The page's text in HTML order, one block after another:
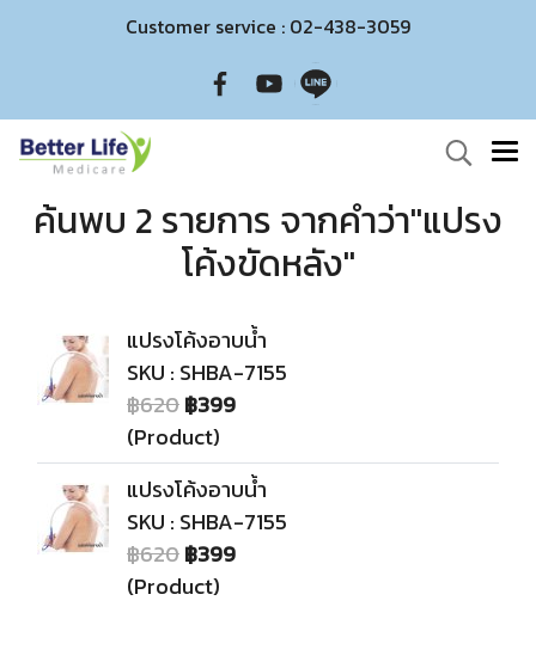
Customer service : 02-438-3059
ค้นพบ 2 รายการ จากคำว่า"แปรง
โค้งขัดหลัง"
แปรงโค้งอาบน้ำ
SKU : SHBA-7155
฿620฿399
(Product)
แปรงโค้งอาบน้ำ
SKU : SHBA-7155
฿620฿399
(Product)